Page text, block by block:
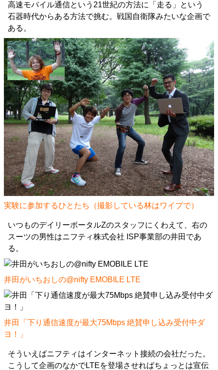
高速モバイル通信という21世紀の方法に「走る」という
石器時代からある方法で挑む。戦国自衛隊みたいな企画で
ある。
実験に参加するひとたち（撮影している林はワイプで）
いつものデイリーポータルZのスタッフにくわえて、右の
スーツの男性はニフティ株式会社 ISP事業部の井田であ
る。
井田がいちおしの@nifty EMOBILE LTE
井田「下り通信速度が最大75Mbps 絶賛申し込み受付中ダ
ヨ！
」
そういえばニフティはインターネット接続の会社だった。
こうして企画のなかでLTEを登場させればちょっとは宣伝